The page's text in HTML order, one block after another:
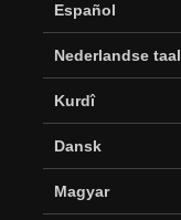
Español
Nederlandse taal
Kurdî
Dansk
Magyar